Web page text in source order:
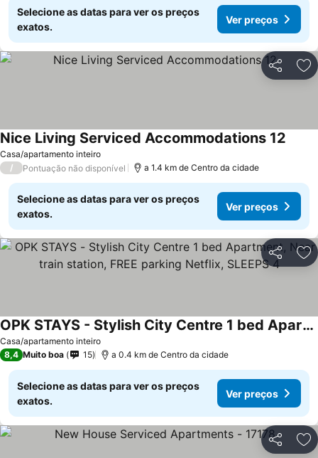
Selecione as datas para ver os preços
exatos.
Ver preços
Partilhar
Casa/apartamento inteiro
Nice Living Serviced Accommodations 12
/ Pontuação não disponível a 1.4 km de Centro da cidade
Selecione as datas para ver os preços
exatos.
Ver preços
Partilhar
Casa/apartamento inteiro
OPK STAYS - Stylish City Centre 1 bed Apartment, Near train station, FREE parking Netflix, SLEEPS 4
8,4 Muito boa 15 a 0.4 km de Centro da cidade
Selecione as datas para ver os preços
exatos.
Ver preços
Partilhar